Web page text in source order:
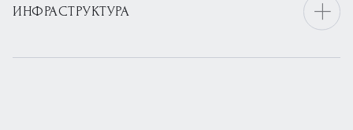
ИНФРАСТРУКТУРА